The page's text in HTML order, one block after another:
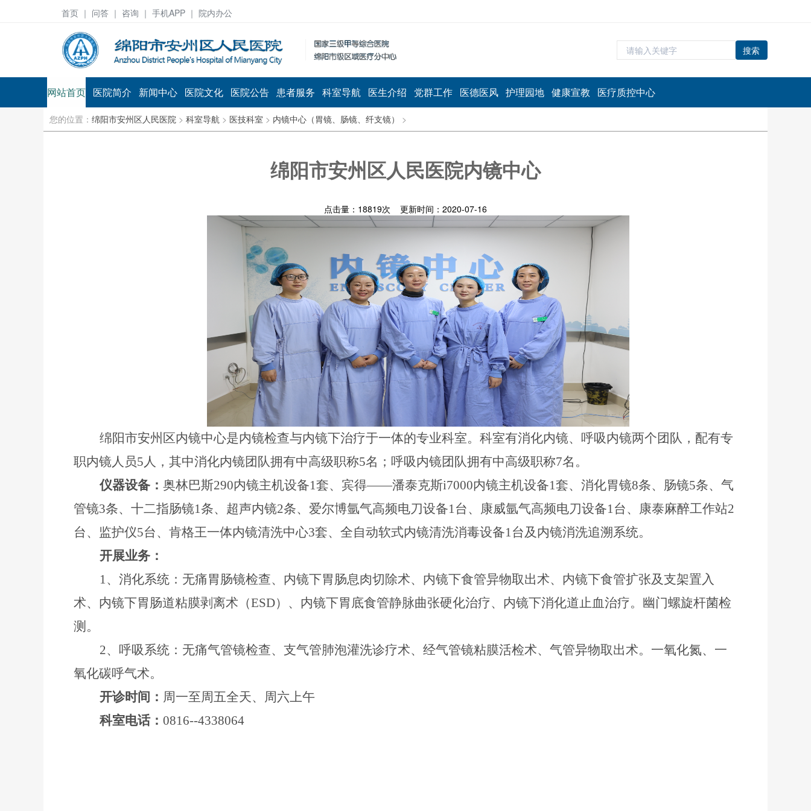
首页 ｜ 问答 ｜ 咨询 ｜ 手机APP ｜ 院内办公
搜索
网站首页 医院简介 新闻中心 医院文化 医院公告 患者服务 科室导航 医生介绍 党群工作 医德医风 护理园地 健康宣教 医疗质控中心
您的位置： 绵阳市安州区人民医院 > 科室导航 > 医技科室 > 内镜中心（胃镜、肠镜、纤支镜） >
绵阳市安州区人民医院内镜中心
点击量： 18819次 更新时间：2020-07-16
绵阳市安州区内镜中心是内镜检查与内镜下治疗于一体的专业科室。科室有消化内镜、呼吸内镜两个团队，配有专
职内镜人员5人，其中消化内镜团队拥有中高级职称5名；呼吸内镜团队拥有中高级职称7名。
仪器设备： 奥林巴斯290内镜主机设备1套、宾得——潘泰克斯i7000内镜主机设备1套、消化胃镜8条、肠镜5条、气
管镜3条、十二指肠镜1条、超声内镜2条、爱尔博氩气高频电刀设备1台、康威氩气高频电刀设备1台、康泰麻醉工作站2
台、监护仪5台、肯格王一体内镜清洗中心3套、全自动软式内镜清洗消毒设备1台及内镜消洗追溯系统。
开展业务：
1、消化系统：无痛胃肠镜检查、内镜下胃肠息肉切除术、内镜下食管异物取出术、内镜下食管扩张及支架置入
术、内镜下胃肠道粘膜剥离术（ESD）、内镜下胃底食管静脉曲张硬化治疗、内镜下消化道止血治疗。幽门螺旋杆菌检
测。
2、呼吸系统：无痛气管镜检查、支气管肺泡灌洗诊疗术、经气管镜粘膜活检术、气管异物取出术。一氧化氮、一
氧化碳呼气术。
开诊时间： 周一至周五全天、周六上午
科室电话： 0816--4338064